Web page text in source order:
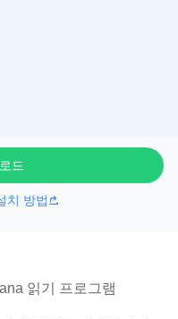
드
치 방법
읽기 프로그램